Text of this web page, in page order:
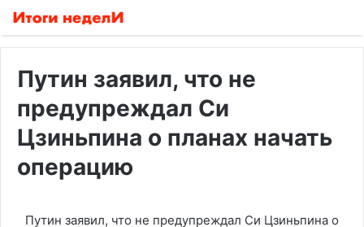
Путин заявил, что не
предупреждал Си
Цзиньпина о планах начать
операцию
Путин заявил, что не предупреждал Си Цзиньпина о